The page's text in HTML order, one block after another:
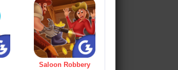
Saloon Robbery